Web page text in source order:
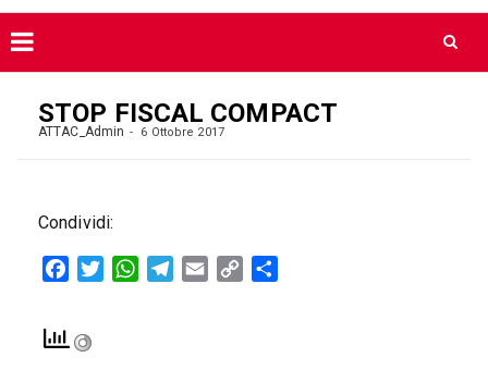
content
STOP FISCAL COMPACT
ATTAC_Admin 6 Ottobre 2017
Condividi:
FacebookTwitterWhatsAppTelegram
Email
Copy